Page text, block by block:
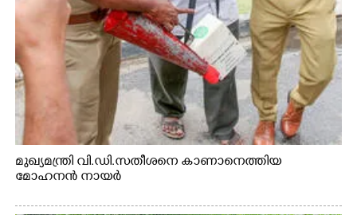
മുഖ്യമന്ത്രി വി.ഡി.സതീശനെ കാണാനെത്തിയ
മോഹനൻ നായർ
×
Share this link
Copy Link